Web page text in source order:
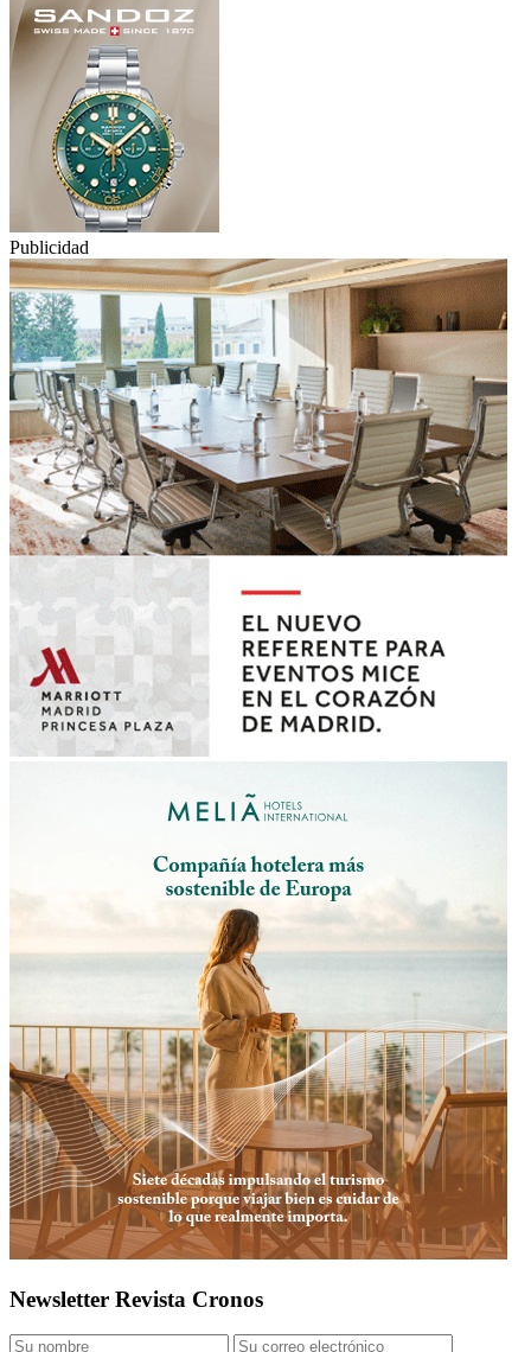
Publicidad
Newsletter Revista Cronos